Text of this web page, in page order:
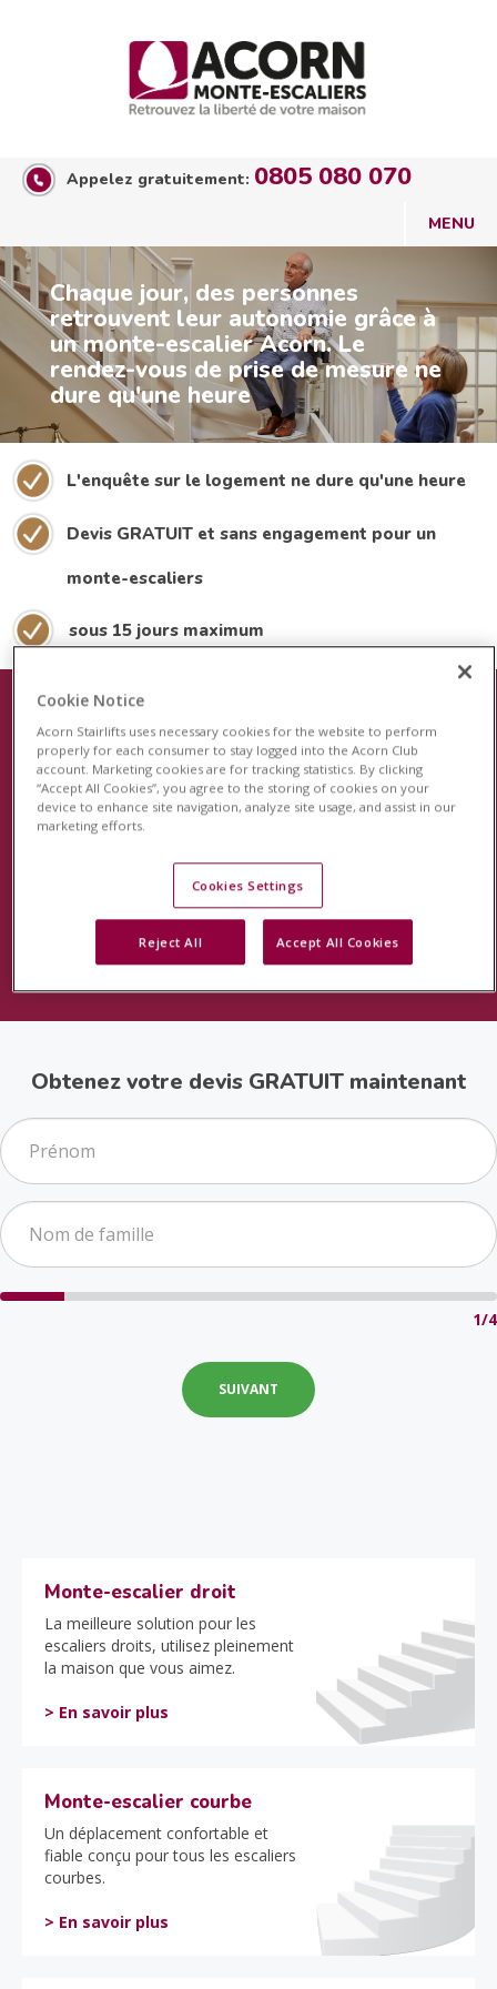
Appelez gratuitement: 0805 080 070
Chaque jour, des personnes
retrouvent leur autonomie grâce à
un monte-escalier Acorn. Le
rendez-vous de prise de mesure ne
dure qu'une heure
L'enquête sur le logement ne dure qu'une heure
Devis GRATUIT et sans engagement pour un
monte-escaliers
sous 15 jours maximum
Le plus récent dispositif de sécurité
pour les monte-escaliers
Acorn est fier de lancer le système de surveillance
révolutionnaire StairSafe pour votre monte-escalier
Acorn. Cette fonction unique en son genre surveillera
l'activité de votre monte-escalier et vous permettra, à
vous et à votre famille, d'avoir l'esprit tranquille.
Obtenez votre devis GRATUIT maintenant
1/4
Monte-escalier droit
La meilleure solution pour les
escaliers droits, utilisez pleinement
la maison que vous aimez.
> En savoir plus
Monte-escalier courbe
Un déplacement confortable et
fiable conçu pour tous les escaliers
courbes.
> En savoir plus
Cookie Notice
Acorn Stairlifts uses necessary cookies for the website to perform
properly for each consumer to stay logged into the Acorn Club
account. Marketing cookies are for tracking statistics. By clicking
“Accept All Cookies”, you agree to the storing of cookies on your
device to enhance site navigation, analyze site usage, and assist in our
marketing efforts.
Cookies Settings
Reject All Accept All Cookies